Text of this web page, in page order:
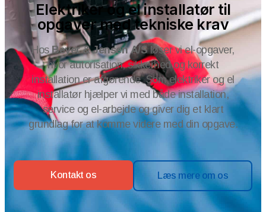
Elektriker og el installatør til
opgaver med tekniske krav
HosBeyer & Jensen A/Sløser vi el-opgaver,
hvor autorisation, sikkerhed og korrekt
installation er afgørende. Som elektriker og el
installatør hjælper vi med både installation,
service og el-arbejde og giver dig et klart
grundlag for at komme videre med din opgave.
Kontakt os Læs mere om os